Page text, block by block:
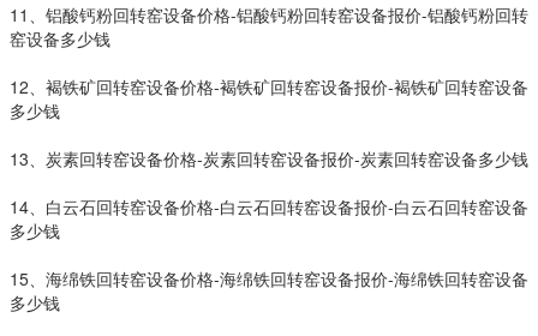
11、铝酸钙粉回转窑设备价格-铝酸钙粉回转窑设备报价-铝酸钙粉回转
窑设备多少钱
12、褐铁矿回转窑设备价格-褐铁矿回转窑设备报价-褐铁矿回转窑设备
多少钱
13、炭素回转窑设备价格-炭素回转窑设备报价-炭素回转窑设备多少钱
14、白云石回转窑设备价格-白云石回转窑设备报价-白云石回转窑设备
多少钱
15、海绵铁回转窑设备价格-海绵铁回转窑设备报价-海绵铁回转窑设备
多少钱